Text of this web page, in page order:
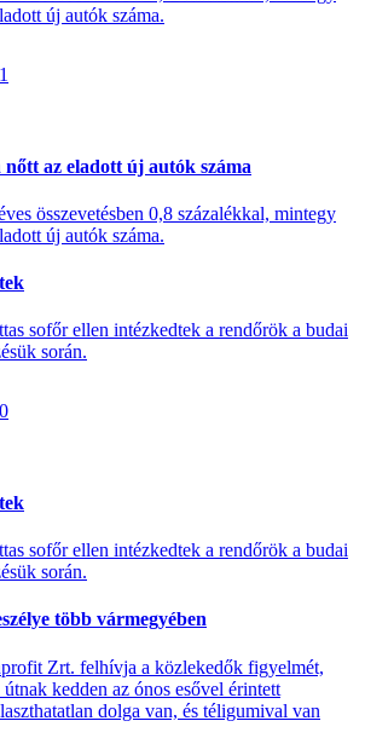
új autók száma.
az eladott új autók száma
összevetésben 0,8 százalékkal, mintegy
új autók száma.
sofőr ellen intézkedtek a rendőrök a budai
során.
sofőr ellen intézkedtek a rendőrök a budai
során.
több vármegyében
Zrt. felhívja a közlekedők figyelmét,
kedden az ónos esővel érintett
dolga van, és téligumival van